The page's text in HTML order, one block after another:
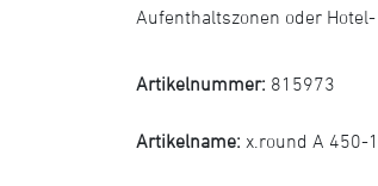
Aufenthaltszonen oder
Artikelnummer: 815973
Artikelname: x.round A 450-